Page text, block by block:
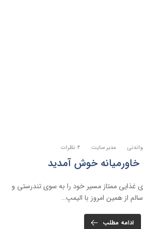
مدیر سایت 4 نظرات
خاورمیانه خوش آمدید
غذایی ممتاز مسیر خود را به سوی تندرستی و
از همین امروز با الیمپ…
ادامه مطلب